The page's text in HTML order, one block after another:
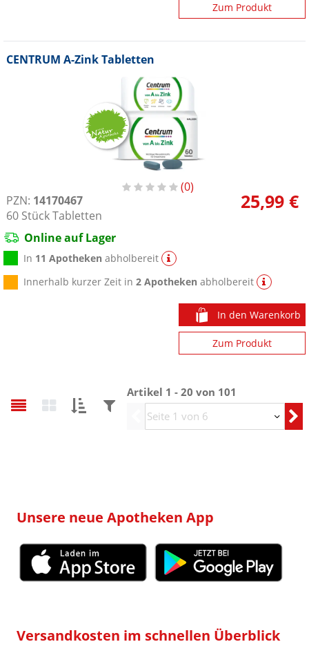
Zum Produkt
CENTRUM A-Zink Tabletten
0
PZN: 14170467
60 Stück Tabletten
25,99 €
Online auf Lager
In 11 Apotheken abholbereit
Innerhalb kurzer Zeit in2 Apotheken abholbereit
In den Warenkorb
Zum Produkt
Artikel 1 - 20 von 101
Vorherige
Unsere neue Apotheken App
Versandkosten im schnellen Überblick